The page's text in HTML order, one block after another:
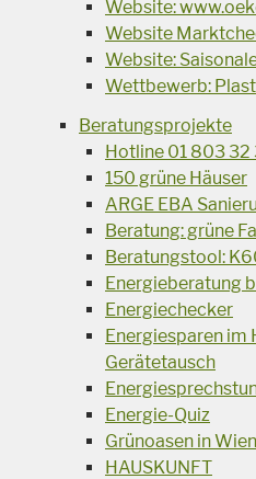
Website:
Website
Website:
Wettbewerb:
Beratungsprojekte
Hotline 01 803 32
150 grüne Häuser
ARGE EBA
Beratung: grüne
Beratungstool:
Energieberatung
Energiechecker
Energiesparen im
Gerätetausch
Energie-Quiz
Grünoasen in Wien
HAUSKUNFT